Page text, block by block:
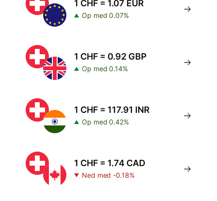
1 CHF = 1.07 EUR
Op med 0.07%
1 CHF = 0.92 GBP
Op med 0.14%
1 CHF = 117.91 INR
Op med 0.42%
1 CHF = 1.74 CAD
Ned med -0.18%